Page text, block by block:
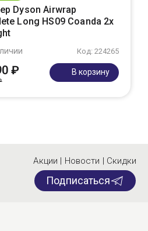
Dyson Airwrap
Long HS09 Coanda 2x
Код: 224265
₽ В корзину
Акции | Новости | Скидки
Подписаться